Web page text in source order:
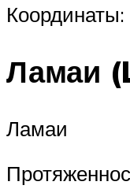
Ламаи
Ламаи